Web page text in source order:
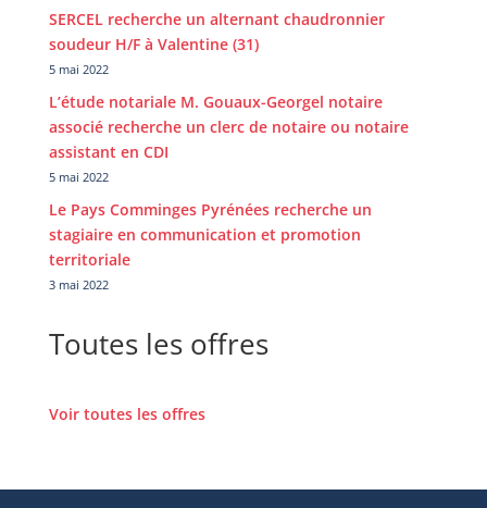
SERCEL recherche un alternant chaudronnier
soudeur H/F à Valentine (31)
5 mai 2022
L’étude notariale M. Gouaux-Georgel notaire
associé recherche un clerc de notaire ou notaire
assistant en CDI
5 mai 2022
Le Pays Comminges Pyrénées recherche un
stagiaire en communication et promotion
territoriale
3 mai 2022
Toutes les offres
Voir toutes les offres